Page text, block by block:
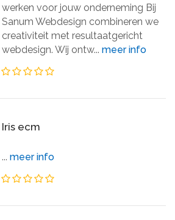
werken voor jouw onderneming Bij
Sanum Webdesign combineren we
creativiteit met resultaatgericht
webdesign. Wij ontw...meer info
Iris ecm
...meer info